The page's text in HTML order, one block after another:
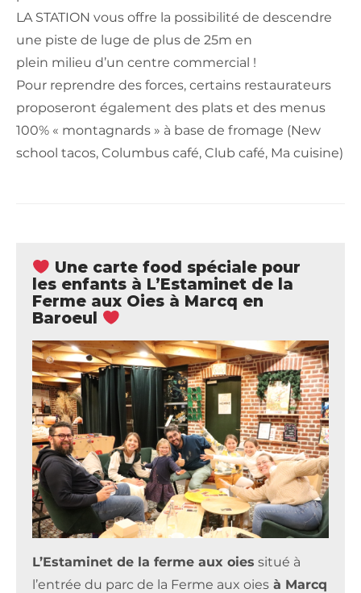
LA STATION vous offre la possibilité de descendre
une piste de luge de plus de 25m en
plein milieu d’un centre commercial !
Pour reprendre des forces, certains restaurateurs
proposeront également des plats et des menus
100% « montagnards » à base de fromage (New
school tacos, Columbus café, Club café, Ma cuisine)
Une carte food spéciale pour
les enfants à L’Estaminet de la
Ferme aux Oies à Marcq en
Baroeul
L’Estaminet de la ferme aux oies situé à
l’entrée du parc de la Ferme aux oies à Marcq